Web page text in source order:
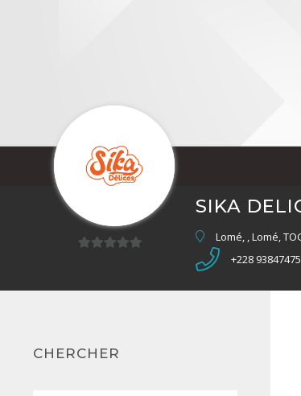
SIKA
Lomé, , Lomé,
+228 93847475
CHERCHER